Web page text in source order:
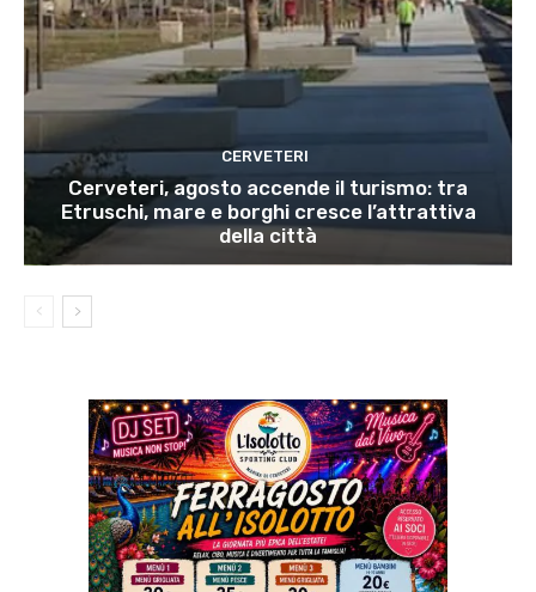
CERVETERI
Cerveteri, agosto accende il turismo: tra
Etruschi, mare e borghi cresce l’attrattiva
della città